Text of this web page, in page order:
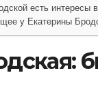
есть интересы
у Екатерины